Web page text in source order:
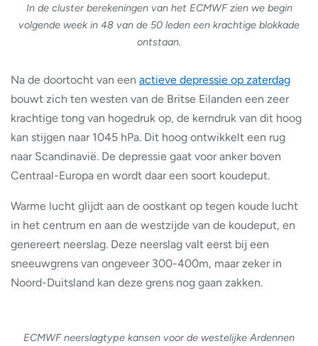
In de cluster berekeningen van het ECMWF zien we begin
volgende week in 48 van de 50 leden een krachtige blokkade
ontstaan.
Na de doortocht van een actieve depressie op zaterdag
bouwt zich ten westen van de Britse Eilanden een zeer
krachtige tong van hogedruk op, de kerndruk van dit hoog
kan stijgen naar 1045 hPa. Dit hoog ontwikkelt een rug
naar Scandinavië. De depressie gaat voor anker boven
Centraal-Europa en wordt daar een soort koudeput.
Warme lucht glijdt aan de oostkant op tegen koude lucht
in het centrum en aan de westzijde van de koudeput, en
genereert neerslag. Deze neerslag valt eerst bij een
sneeuwgrens van ongeveer 300-400m, maar zeker in
Noord-Duitsland kan deze grens nog gaan zakken.
ECMWF neerslagtype kansen voor de westelijke Ardennen